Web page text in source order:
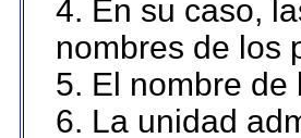
4. En su caso,
nombres de los
5. El nombre
6. La unidad